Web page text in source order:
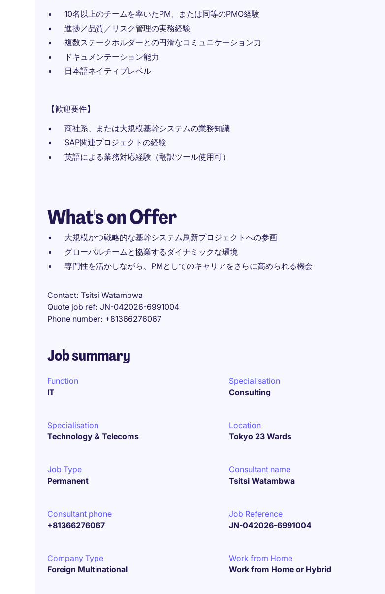
10名以上のチームを率いたPM、または同等のPMO経験
進捗／品質／リスク管理の実務経験
複数ステークホルダーとの円滑なコミュニケーション力
ドキュメンテーション能力
日本語ネイティブレベル
【歓迎要件】
商社系、または大規模基幹システムの業務知識
SAP関連プロジェクトの経験
英語による業務対応経験（翻訳ツール使用可）
What's on Offer
大規模かつ戦略的な基幹システム刷新プロジェクトへの参画
グローバルチームと協業するダイナミックな環境
専門性を活かしながら、PMとしてのキャリアをさらに高められる機会
Contact Tsitsi Watambwa
Quote job ref JN-042026-6991004
Phone number +81366276067
Job summary
Function
IT
Specialisation
Consulting
Specialisation
Technology & Telecoms
Location
Tokyo 23 Wards
Job Type
Permanent
Consultant name
Tsitsi Watambwa
Consultant phone
+81366276067
Job Reference
JN-042026-6991004
Company Type
Foreign Multinational
Work from Home
Work from Home or Hybrid